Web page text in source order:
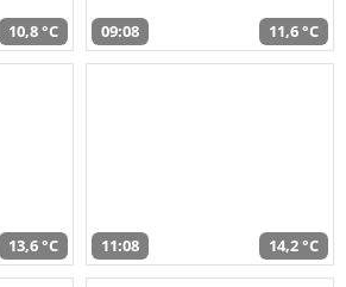
10,8 °C 09:08 11,6 °C
13,6 °C 11:08 14,2 °C